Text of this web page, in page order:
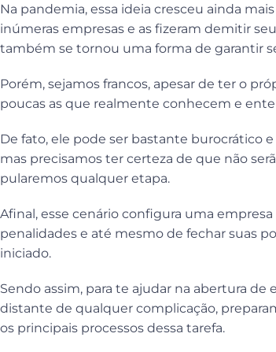
Na pandemia, essa ideia cresceu ainda
inúmeras empresas e as fizeram demitir
também se tornou uma forma de garantir
Porém, sejamos francos, apesar de ter o
poucas as que realmente conhecem e
De fato, ele pode ser bastante burocrático
mas precisamos ter certeza de que não
pularemos qualquer etapa.
Afinal, esse cenário configura uma
penalidades e até mesmo de fechar suas
iniciado.
Sendo assim, para te ajudar na abertura
distante de qualquer complicação,
os principais processos dessa tarefa.